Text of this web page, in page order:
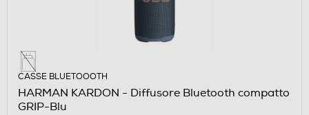
CASSE BLUETOOOTH
HARMAN KARDON - Diffusore Bluetooth compatto
GRIP-Blu